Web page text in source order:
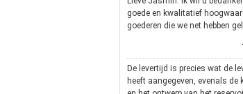
goede en kwalitatief
goederen die we net hebben
De levertijd is precies wat de
heeft aangegeven, evenals de